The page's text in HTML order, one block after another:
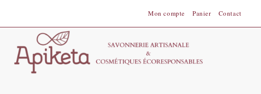
content
Mon compte Panier Contact